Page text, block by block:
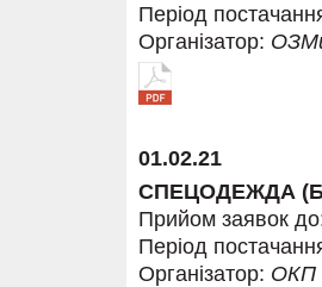
Період
Організатор:
01.02.21
СПЕЦОДЕЖДА
Прийом заявок
Період
Організатор: ОКП